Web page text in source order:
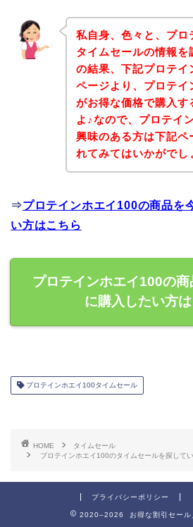
私自身、色々と、プロ
タイムセールの情報を
の結果、下記プロテイ
ページより、プロテイ
がお得な価格で購入す
よ♪なので、プロテイ
興味のある方は下記ペ
れてみてはいかがでし
⇒プロテインホエイ100の商品を
い方はこちら
プロテインホエイ100の
に購入したい方
プロテインホエイ100タイムセール
HOME
タイムセール
プロテインホエイ100のタイムセールを探して
プライバシーポリシー
2020–2026 お得な割引セール